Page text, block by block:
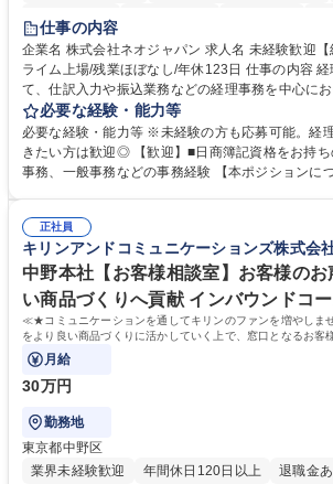
未経験者歓迎
完全週休2日制
交通費支給 駅近5分以内
寮・社宅あり
仕事の内容
企業名 株式会社ネオジャパン 求人名 未経験歓迎【経理/みなとみらい】プ
ライム上場/残業ほぼなし/年休123日 仕事の内容 経理部門メンバーとし
て、仕訳入力や振込業務などの経理事務を中心に
力・確認業務からスタートし、既存メンバーと一緒
階的に経理知識を身につけていただきます。 【具体的には】 ■社内稟議に
基づく仕訳入力 ■月末の振込業務 ■明細作成 ■伝票
メンバーの業務サポート 【将来的には】 ■月次決
算補助 ※3～5年程度を目安に、徐々に決算業務へ
想定です。 募集職種 未経験歓迎【経理/みなとみらい】プライム上場/残業
ほぼなし/年休123日
必要な経験・能力等
必要な経験・能力等 ※未経験の方も応募可能。経
きたい方は歓迎◎ 【歓迎】■日商簿記資格をお持
事務、一般事務などの事務経験 【本ポジションについて】 本ポジション
タートできる点です。まずは仕訳入力や振込業務
当し、3～5年をかけて月次決算・四半期決算・開
テップアップできます。また、残業は通常月ほぼ
未満のため、無理なく経理として専門性を身につけ
歴・資格 学歴：大学院 大学 高専 短大 専修学校 高
簿記検定1級 日商簿記検定2級
正社員
キリンアンドコミュニケーションズ株式会
中野本社【お客様相談室】お客様の
い商品づくりへ貢献 インバウンドコ
≪★コミュニケーションを通してキリンのファンを増やし
をより良い商品づくりに活かしていく上で、窓口となるお客
月給
30万円
勤務地
東京都中野区
業界未経験歓迎
年間休日120日以上 退職金あ